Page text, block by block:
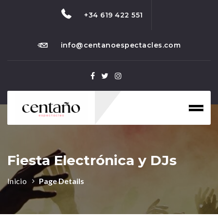
+34 619 422 551
info@centanoespectacles.com
Fiesta Electrónica y DJs
Inicio Page Details